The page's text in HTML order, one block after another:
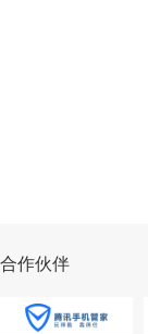
合作伙伴